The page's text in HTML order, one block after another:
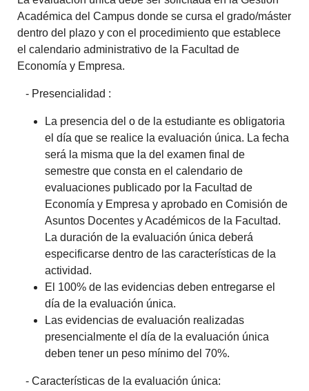
Académica del Campus donde se cursa el grado/máster
dentro del plazo y con el procedimiento que establece
el calendario administrativo de la Facultad de
Economía y Empresa.
- Presencialidad :
La presencia del o de la estudiante es obligatoria
el día que se realice la evaluación única. La fecha
será la misma que la del examen final de
semestre que consta en el calendario de
evaluaciones publicado por la Facultad de
Economía y Empresa y aprobado en Comisión de
Asuntos Docentes y Académicos de la Facultad.
La duración de la evaluación única deberá
especificarse dentro de las características de la
actividad.
El 100% de las evidencias deben entregarse el
día de la evaluación única.
Las evidencias de evaluación realizadas
presencialmente el día de la evaluación única
deben tener un peso mínimo del 70%.
- Características de la evaluación única: